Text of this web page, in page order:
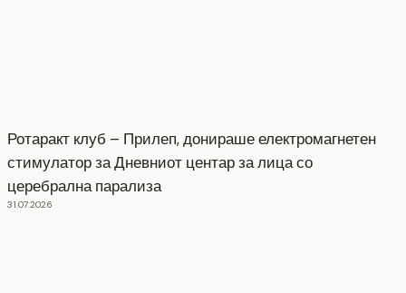
Ротаракт клуб – Прилеп, донираше електромагнетен
стимулатор за Дневниот центар за лица со
церебрална парализа
31.07.2026